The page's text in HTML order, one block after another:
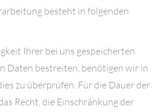
besteht in folgenden
Ihrer bei uns gespeicherten
Daten bestreiten, benötigen wir in
zu überprüfen. Für die Dauer der
Recht, die Einschränkung der